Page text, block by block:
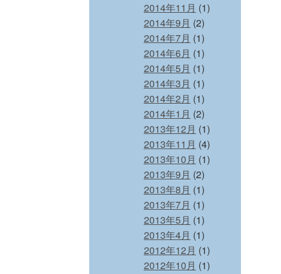
2014年11月 (1)
2014年9月 (2)
2014年7月 (1)
2014年6月 (1)
2014年5月 (1)
2014年3月 (1)
2014年2月 (1)
2014年1月 (2)
2013年12月 (1)
2013年11月 (4)
2013年10月 (1)
2013年9月 (2)
2013年8月 (1)
2013年7月 (1)
2013年5月 (1)
2013年4月 (1)
2012年12月 (1)
2012年10月 (1)